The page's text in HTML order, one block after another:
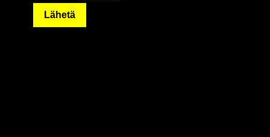
Lähetä